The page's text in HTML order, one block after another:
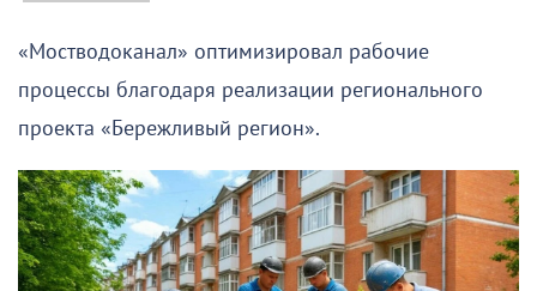
«Мостводоканал» оптимизировал рабочие
процессы благодаря реализации регионального
проекта «Бережливый регион».